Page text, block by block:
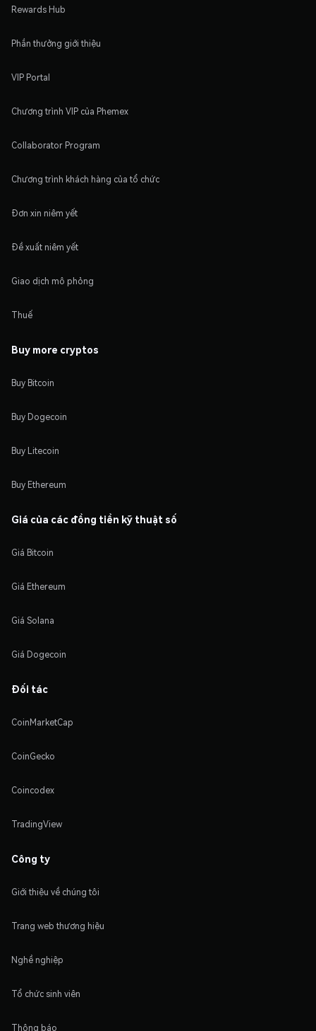
Rewards Hub
Phần thưởng giới thiệu
VIP Portal
Chương trình VIP của Phemex
Collaborator Program
Chương trình khách hàng của tổ chức
Đơn xin niêm yết
Đề xuất niêm yết
Giao dịch mô phỏng
Thuế
Buy more cryptos
Buy Bitcoin
Buy Dogecoin
Buy Litecoin
Buy Ethereum
Giá của các đồng tiền kỹ thuật số
Giá Bitcoin
Giá Ethereum
Giá Solana
Giá Dogecoin
Đối tác
CoinMarketCap
CoinGecko
Coincodex
TradingView
Công ty
Giới thiệu về chúng tôi
Trang web thương hiệu
Nghề nghiệp
Tổ chức sinh viên
Thông báo